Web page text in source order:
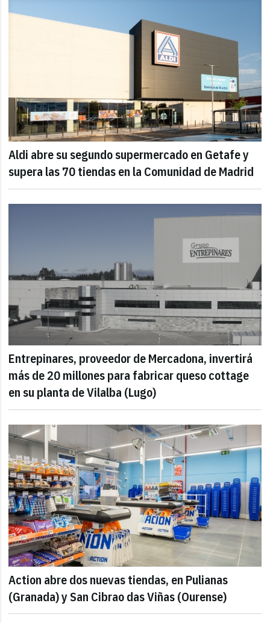
Aldi abre su segundo supermercado en Getafe y
supera las 70 tiendas en la Comunidad de Madrid
Entrepinares, proveedor de Mercadona, invertirá
más de 20 millones para fabricar queso cottage
en su planta de Vilalba (Lugo)
Action abre dos nuevas tiendas, en Pulianas
(Granada) y San Cibrao das Viñas (Ourense)